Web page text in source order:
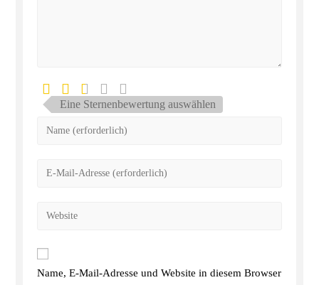
Eine Sternenbewertung auswählen
Name, E-Mail-Adresse und Website in diesem Browser